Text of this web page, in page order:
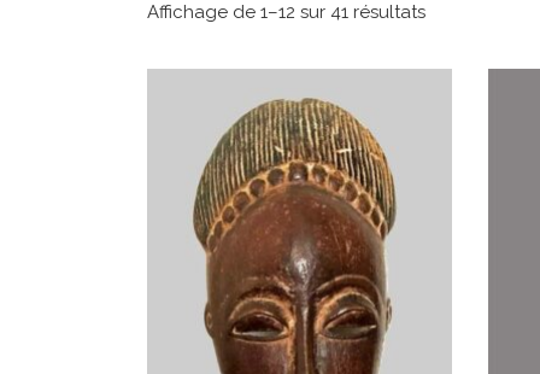
Affichage de 1–12 sur 41 résultats
AJOUTER AU PANIER